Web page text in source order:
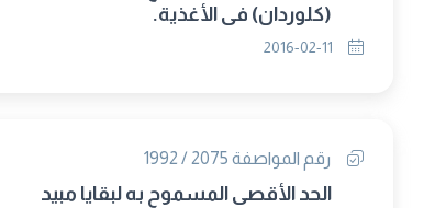
(كلوردان) فى الأغذية.
رقم المواصفة 2075 / 1992
الحد الأقصى المسموح به لبقايا مبيد